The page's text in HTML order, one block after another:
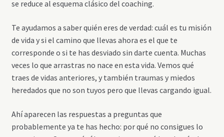
se reduce al esquema clásico del coaching.
Te ayudamos a saber quién eres de verdad: cuál es tu misión
de vida y si el camino que llevas ahora es el que te
corresponde o si te has desviado sin darte cuenta. Muchas
veces lo que arrastras no nace en esta vida. Vemos qué
traes de vidas anteriores, y también traumas y miedos
heredados que no son tuyos pero que llevas cargando igual.
Ahí aparecen las respuestas a preguntas que
probablemente ya te has hecho: por qué no consigues lo